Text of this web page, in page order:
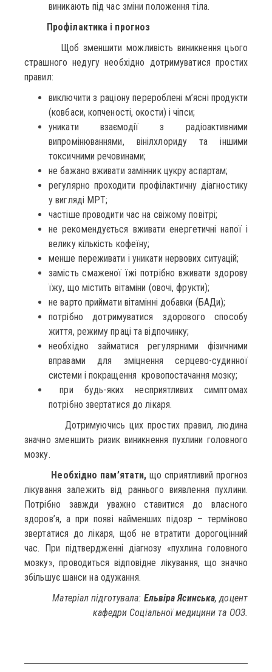
виникають під час зміни положення тіла.
Профілактика і прогноз
Щоб зменшити можливість виникнення цього
страшного недугу необхідно дотримуватися простих
правил:
виключити з раціону перероблені м’ясні продукти
(ковбаси, копченості, окости) і чіпси;
уникати взаємодії з радіоактивними
випромінюваннями, вінілхлориду та іншими
токсичними речовинами;
не бажано вживати замінник цукру аспартам;
регулярно проходити профілактичну діагностику
у вигляді МРТ;
частіше проводити час на свіжому повітрі;
не рекомендується вживати енергетичні напої і
велику кількість кофеїну;
менше переживати і уникати нервових ситуацій;
замість смаженої їжі потрібно вживати здорову
їжу, що містить вітаміни (овочі, фрукти);
не варто приймати вітамінні добавки (БАДи);
потрібно дотримуватися здорового способу
життя, режиму праці та відпочинку;
необхідно займатися регулярними фізичними
вправами для зміцнення серцево-судинної
системи і покращення кровопостачання мозку;
при будь-яких несприятливих симптомах
потрібно звертатися до лікаря.
Дотримуючись цих простих правил, людина
значно зменшить ризик виникнення пухлини головного
мозку.
Необхідно пам’ятати, що сприятливий прогноз
лікування залежить від раннього виявлення пухлини.
Потрібно завжди уважно ставитися до власного
здоров’я, а при появі найменших підозр – терміново
звертатися до лікаря, щоб не втратити дорогоцінний
час. При підтвердженні діагнозу «пухлина головного
мозку», проводиться відповідне лікування, що значно
збільшує шанси на одужання.
Матеріал підготувала: Ельвіра Ясинська, доцент
кафедри Соціальної медицини та ООЗ.